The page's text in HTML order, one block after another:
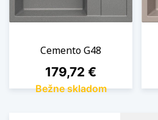
Cemento G48
Cena
179,72 €
Bežne skladom